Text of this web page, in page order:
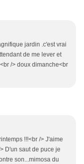
jardin .c'est vrai
de me lever et
/> doux dimanche<br
!!!<br /> J'aime
D'un saut de puce je
son...mimosa du